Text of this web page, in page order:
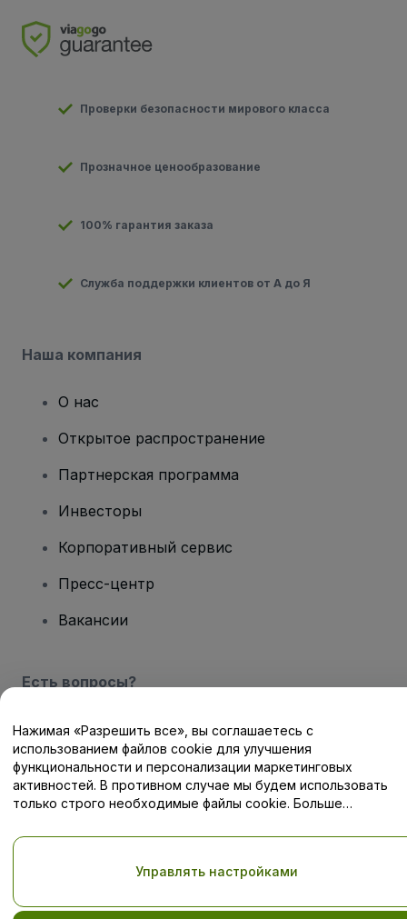
Проверки безопасности мирового класса
Прозначное ценообразование
100% гарантия заказа
Служба поддержки клиентов от А до Я
Наша компания
О нас
Открытое распространение
Партнерская программа
Инвесторы
Корпоративный сервис
Пресс-центр
Вакансии
Есть вопросы?
Центр помощи / Свяжитесь с нами
Авторские права © viagogo GmbH 2026 Сведения о компании
, а также Политики конфиденциальности
Политики в отношении файлов cookie , иПолитики
Не передавайте мою личную информацию третьим лицам/Ваши
Нажимая «Разрешить все», вы соглашаетесь с
использованием файлов cookie для улучшения
функциональности и персонализации маркетинговых
активностей. В противном случае мы будем использовать
только строго необходимые файлы cookie. Больше
Управлять настройками